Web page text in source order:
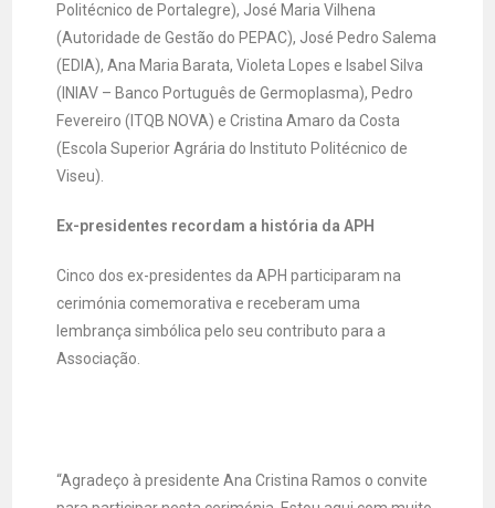
Politécnico de Portalegre), José Maria Vilhena
(Autoridade de Gestão do PEPAC), José Pedro Salema
(EDIA), Ana Maria Barata, Violeta Lopes e Isabel Silva
(INIAV – Banco Português de Germoplasma), Pedro
Fevereiro (ITQB NOVA) e Cristina Amaro da Costa
(Escola Superior Agrária do Instituto Politécnico de
Viseu).
Ex-presidentes recordam a história da APH
Cinco dos ex-presidentes da APH participaram na
cerimónia comemorativa e receberam uma
lembrança simbólica pelo seu contributo para a
Associação.
“Agradeço à presidente Ana Cristina Ramos o convite